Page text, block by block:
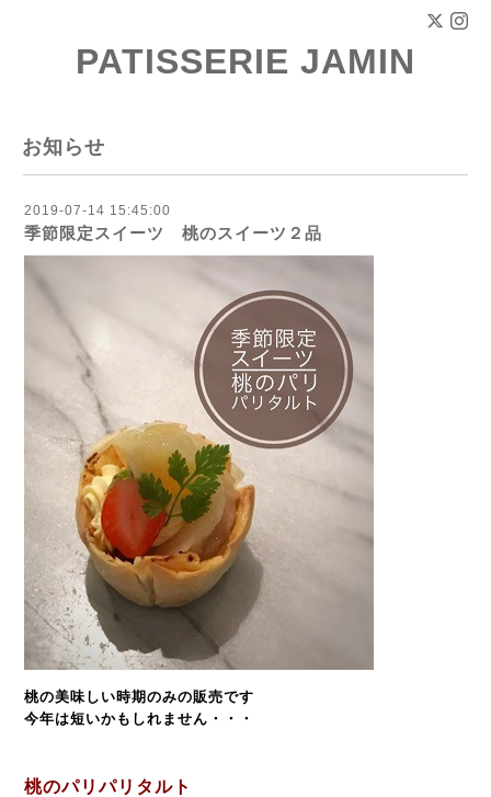
PATISSERIE JAMIN
お知らせ
2019-07-14 15:45:00
季節限定スイーツ 桃のスイーツ２品
桃の美味しい時期のみの販売です
今年は短いかもしれません・・・
桃のパリパリタルト